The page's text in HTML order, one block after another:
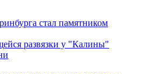
стал памятником
развязки у "Калины"